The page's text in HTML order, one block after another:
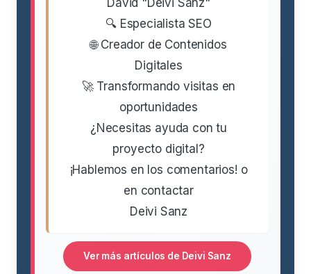
🔍 Especialista SEO
🌐 Creador de Contenidos
Digitales
🚀 Transformando visitas en
oportunidades
¿Necesitas ayuda con tu
proyecto digital?
¡Hablemos en los comentarios! o
en contactar
Deivi Sanz
Ver más artículos de Deivi Sanz